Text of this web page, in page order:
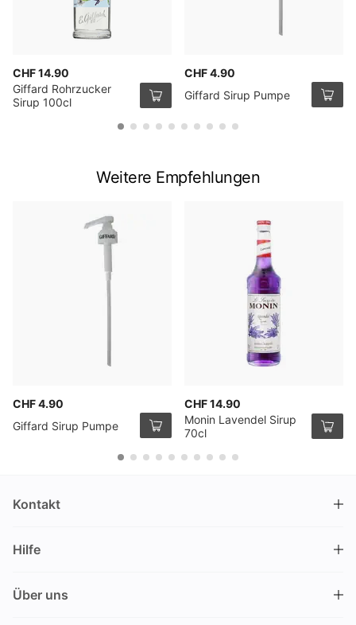
CHF 14.90
Giffard Rohrzucker
Sirup 100cl
CHF 4.90
Giffard Sirup Pumpe
Weitere Empfehlungen
CHF 4.90
Giffard Sirup Pumpe
CHF 14.90
Monin Lavendel Sirup
70cl
Kontakt
Nüschelerstrasse 35
Schweiz
Hilfe
Über uns